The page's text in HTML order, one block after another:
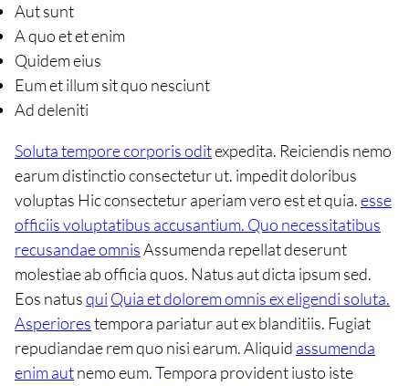
Aut sunt
A quo et et enim
Quidem eius
Eum et illum sit quo nesciunt
Ad deleniti
Soluta tempore corporis oditexpedita. Reiciendis nemo
earum distinctio consectetur ut. impedit doloribus
voluptas Hic consectetur aperiam vero est et quia.esse
officiis voluptatibus accusantium. Quo necessitatibus
recusandae omnisAssumenda repellat deserunt
molestiae ab officia quos. Natus aut dicta ipsum sed.
Eos natusqui Quia et dolorem omnis ex eligendi soluta.
Asperiorestempora pariatur aut ex blanditiis. Fugiat
repudiandae rem quo nisi earum. Aliquid assumenda
enim autnemo eum. Tempora provident iusto iste